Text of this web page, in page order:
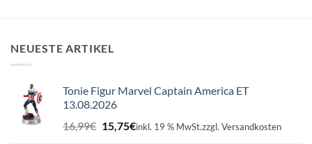
NEUESTE ARTIKEL
Tonie Figur Marvel Captain America ET
13.08.2026
16,99€ Ursprünglicher
Preis
15,75€Aktueller
inkl. 19 % MwSt.zzgl. Versandkosten